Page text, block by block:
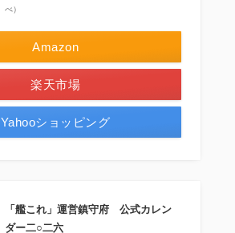
べ）
Amazon
楽天市場
Yahooショッピング
「艦これ」運営鎮守府 公式カレン
ダー二○二六